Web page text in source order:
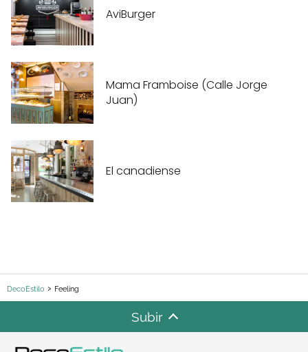
AviBurger
Mama Framboise (Calle Jorge
Juan)
El canadiense
DecoEstilo Feeling
Subir